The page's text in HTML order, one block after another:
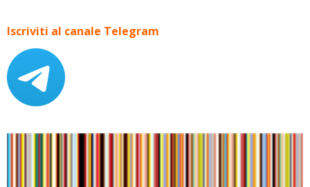
Iscriviti al canale Telegram